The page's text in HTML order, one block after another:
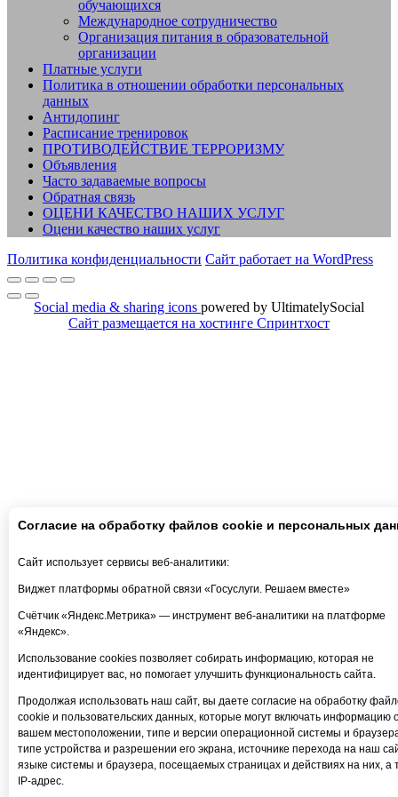
обучающихся
Международное сотрудничество
Организация питания в образовательной
организации
Платные услуги
Политика в отношении обработки персональных
данных
Антидопинг
Расписание тренировок
ПРОТИВОДЕЙСТВИЕ ТЕРРОРИЗМУ
Объявления
Часто задаваемые вопросы
Обратная связь
ОЦЕНИ КАЧЕСТВО НАШИХ УСЛУГ
Оцени качество наших услуг
Политика конфиденциальности Сайт работает на WordPress
Social media & sharing icons powered by UltimatelySocial
Сайт размещается на хостинге Спринтхост
Согласие на обработку файлов cookie и персональных
Сайт использует сервисы веб-аналитики:
Виджет платформы обратной связи «Госуслуги. Решаем вместе»
Счётчик «Яндекс.Метрика» — инструмент веб-аналитики на платформе
«Яндекс».
Использование cookies позволяет собирать информацию, которая не
идентифицирует вас, но помогает улучшить функциональность сайта.
Продолжая использовать наш сайт, вы даете согласие на обработку
cookie и пользовательских данных, которые могут включать информацию
вашем местоположении, типе и версии операционной системы и
типе устройства и разрешении его экрана, источнике перехода на наш
языке системы и браузера, посещаемых страницах и действиях на них, а
IP-адрес.